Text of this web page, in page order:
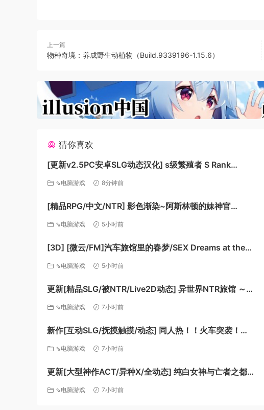
上一篇
物种奇境：养成野生动植物（Build.9339196-1.15.6）
猜你喜欢
[更新v2.5PC安卓SLG动态汉化] s级繁殖者 S Rank
Breeder [2.50G]
⇘电脑游戏 8分钟前
[精品RPG/中文/NTR] 影色渐染~阿斯林顿的妹神官
~V1.3.3 STEAM官方中文步兵版+存档+DLC+joi黑条补
⇘电脑游戏 5小时前
[3D] [微云/FM]汽车旅馆里的春梦/SEX Dreams at the
Motel/官中+无码+动态 pc [6.06G]
⇘电脑游戏 5小时前
更新[精品SLG/被NTR/Live2D动态] 异世界NTR旅馆 ～恋
人与妹妹在不知不觉间被夺走～ [异旅]v1.46 官中版+存档
⇘电脑游戏 7小时前
新作[互动SLG/抚摸触摸/动态] 同人热！！火车突袭！
Doujin Fever!! Train Assault! ver1.0.3 生肉版 [550M]
⇘电脑游戏 7小时前
更新[大型神作ACT/异种X/全动态] 纯白女神与亡者之都2
Guilty Hell2 v0.57C 官中版+付费包*2+存档 [13.70G]
⇘电脑游戏 7小时前